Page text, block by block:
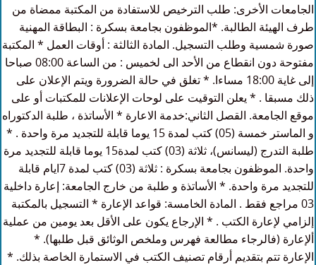
الجامعات الأخرى: طلب الترخيص للاستفادة من المكتبة ممضاة من
طرف الهيئة الطالبة. *الموظفون بجامعة بسكرة : البطاقة المهنية
صورة شمسية وطلب التسجيل. المادة الثالثة : أوقات العمل * المكتبة
مفتوحة دون انقطاع من الأحد الى لخميس : من الساعة 08:00 صباحا
إلى غاية 18:00 مساءا. * تغلق في حالة الضرورة ويتم الإعلان على
ذلك مسبقا . * يعلن التوقيت على لوحات الإعلانات للمكتبات أو على
موقع الجامعة. القصل الثاني:خدمة الاعارة * الأساتذة ، طلبة الدكتوراه
و الماستر خمسة (05) كتب لمدة 15 يوما قابلة للتجديد مرة واحدة . *
طلبة التدرج (ليسانس)، ثلاثة (03) كتب لمدة15 يوما قابلة للتجديد مرة
واحدة. الموظفون بجامعة بسكرة : ثلاثة (03) كتب لمدة 7ايام قابلة
للتجديد مرة واحدة. * الأساتذة و طلبة من خارج الجامعة: إعارة داخلية
03 مراجع فقط . المادة الخامسة: قواعد الإعارة * التسجيل بالمكتبة
إلزامي لإعارة الكتب . * الإرجاع يكون على الأقل بعد يومين من عملية
ألإعارة (فالرجاء مطالعة فهرس وملخص الوثائق قبل طلبها). *
الإعارة تتم بتقديم أرقام تصنيف الكتب في الاستمارة الخاصة بذلك. *